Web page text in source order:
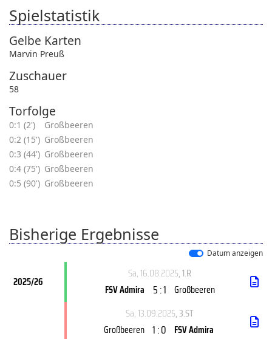
Spielstatistik
Gelbe Karten
Marvin Preuß
Zuschauer
58
Torfolge
0:1 (2')
Großbeeren
0:2 (15') Großbeeren
0:3 (44') Großbeeren
0:4 (75') Großbeeren
0:5 (90') Großbeeren
Bisherige Ergebnisse
Datum anzeigen
2025/26
Sa, 16.08.2025, 1.R
FSV Admira
5 : 1 Großbeeren
Sa, 13.09.2025, 3.ST
Großbeeren 1 : 0 FSV Admira